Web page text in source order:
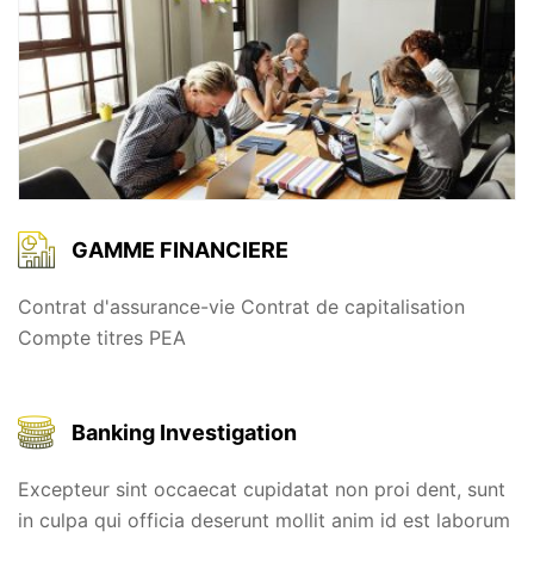
GAMME FINANCIERE
Contrat d'assurance-vie Contrat de capitalisation
Compte titres PEA
Banking Investigation
Excepteur sint occaecat cupidatat non proi dent, sunt
in culpa qui officia deserunt mollit anim id est laborum